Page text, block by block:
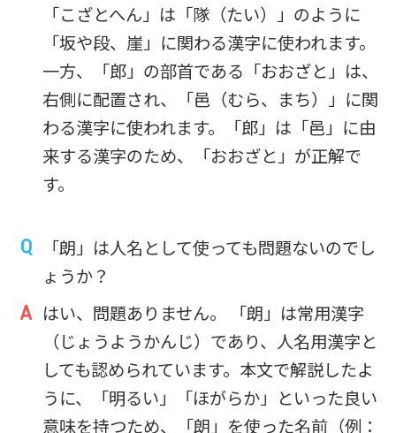
「こざとへん」は「隊（たい）」のように
「坂や段、崖」に関わる漢字に使われます。
一方、「郎」の部首である「おおざと」は、
右側に配置され、「邑（むら、まち）」に関
わる漢字に使われます。「郎」は「邑」に由
来する漢字のため、「おおざと」が正解で
す。
「朗」は人名として使っても問題ないのでし
ょうか？
はい、問題ありません。 「朗」は常用漢字
（じょうようかんじ）であり、人名用漢字と
しても認められています。本文で解説したよ
うに、「明るい」「ほがらか」といった良い
意味を持つため、「朗」を使った名前（例：